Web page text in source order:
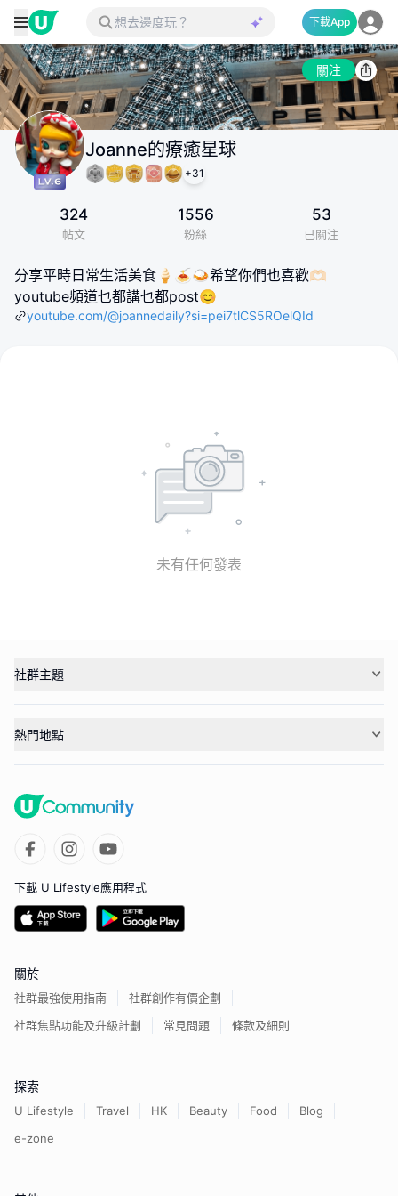
下載App
關注
Joanne的療癒星球
+31
324
帖文
1556
粉絲
53
已關注
分享平時日常生活美食🍦🍝🍛希望你們也喜歡🫶🏻
youtube頻道乜都講乜都post😊
youtube.com/@joannedaily?si=pei7tlCS5ROelQId
未有任何發表
社群主題
熱門地點
下載 U Lifestyle應用程式
關於
社群最強使用指南
社群創作有價企劃
社群焦點功能及升級計劃
常見問題 條款及細則
探索
U Lifestyle Travel HK Beauty Food
Blog
e-zone